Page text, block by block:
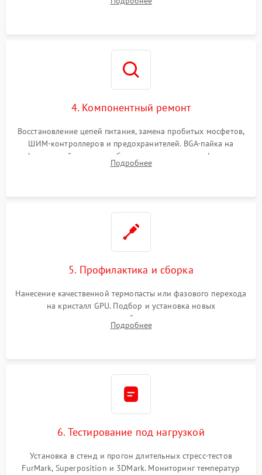
MATS
4. Компонентный ремонт
Восстановление цепей питания, замена пробитых мосфетов,
ШИМ-контроллеров и предохранителей. BGA-пайка на
инфракрасной станции реболлинг или замена графического
чипа и дефектной памяти GDDR. Прошивка BIOS
Подробнее
5. Профилактика и сборка
Нанесение качественной термопасты или фазового перехода
на кристалл GPU. Подбор и установка новых
термопрокладок правильной толщины на память и цепи
питания. Монтаж радиатора и бэкплейта, подключение и
Подробнее
6. Тестирование под нагрузкой
Установка в стенд и прогон длительных стресс-тестов
FurMark, Superposition и 3DMark. Мониторинг температур